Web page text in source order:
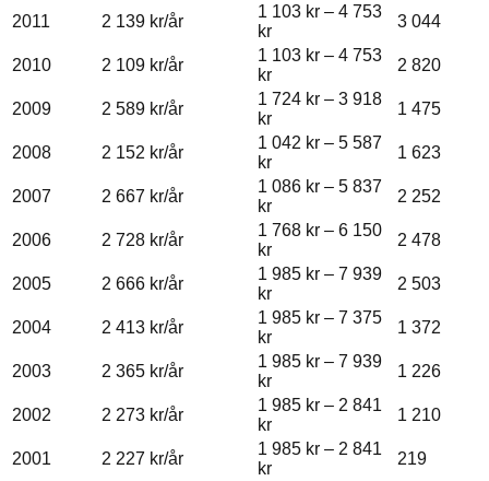
2011 2 139 kr/år
1 103 kr – 4 753
kr
3 044
2010 2 109 kr/år
1 103 kr – 4 753
kr
2 820
2009 2 589 kr/år
1 724 kr – 3 918
kr
1 475
2008 2 152 kr/år
1 042 kr – 5 587
kr
1 623
2007 2 667 kr/år
1 086 kr – 5 837
kr
2 252
2006 2 728 kr/år
1 768 kr – 6 150
kr
2 478
2005 2 666 kr/år
1 985 kr – 7 939
kr
2 503
2004 2 413 kr/år
1 985 kr – 7 375
kr
1 372
2003 2 365 kr/år
1 985 kr – 7 939
kr
1 226
2002 2 273 kr/år
1 985 kr – 2 841
kr
1 210
2001 2 227 kr/år
1 985 kr – 2 841
kr
219